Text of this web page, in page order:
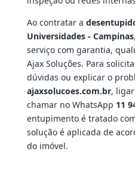
Ao contratar a
Universidades - Campinas
serviço com garantia,
Ajax Soluções. Para
dúvidas ou explicar o
ajaxsolucoes.com.br,
chamar no WhatsApp 11
entupimento é tratado
solução é aplicada de
do imóvel.